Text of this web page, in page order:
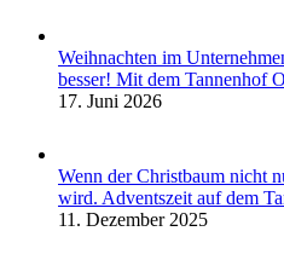
Weihnachten im
besser! Mit dem Tannenhof
17. Juni 2026
Wenn der Christbaum nicht
wird. Adventszeit auf dem
11. Dezember 2025